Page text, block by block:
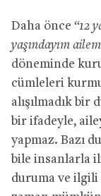
Daha önce “12
yaşındayım
döneminde
cümleleri
alışılmadık bir
bir ifadeyle,
yapmaz. Bazı
bile insanlarla
duruma ve ilgili